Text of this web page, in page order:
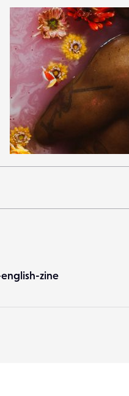
4
20
zine